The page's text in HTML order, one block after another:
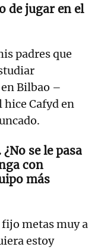
de jugar en el
padres que
Bilbao –
Cafyd en
se le pasa
con
más
metas muy a
estoy